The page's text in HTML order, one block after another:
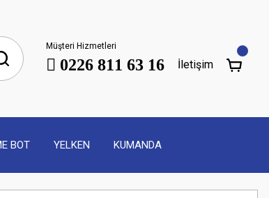
Müşteri Hizmetleri
0226 811 63 16 İletişim
BOT YELKEN KUMANDA